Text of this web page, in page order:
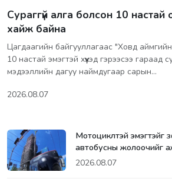
Сураггүй алга болсон 10 настай
хайж байна
Цагдаагийн байгууллагаас "Ховд
10 настай эмэгтэй хүүхэд гэрээсээ гараад
мэдээллийн дагуу наймдугаар сарын…
2026.08.07
Мотоциклтэй эмэгтэйг
автобусны жолоочийг
2026.08.07